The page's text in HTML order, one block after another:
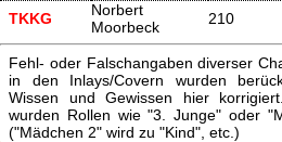
TKKG
Norbert
Moorbeck
210
Fehl- oder Falschangaben diverser
in den Inlays/Covern wurden
Wissen und Gewissen hier
wurden Rollen wie "3. Junge" oder
("Mädchen 2" wird zu "Kind", etc.)